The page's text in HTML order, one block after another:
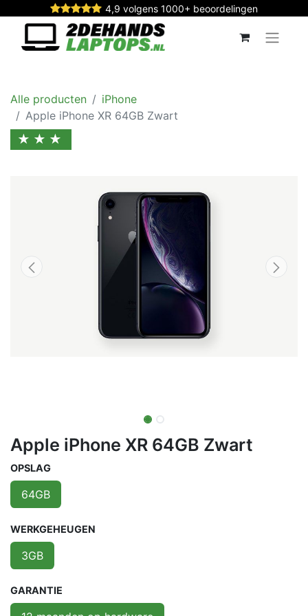
4,9 volgens 1000+ beoordelingen
Alle producten
iPhone
Apple iPhone XR 64GB Zwart
★★★
Apple iPhone XR 64GB Zwart
OPSLAG
64GB
WERKGEHEUGEN
3GB
GARANTIE